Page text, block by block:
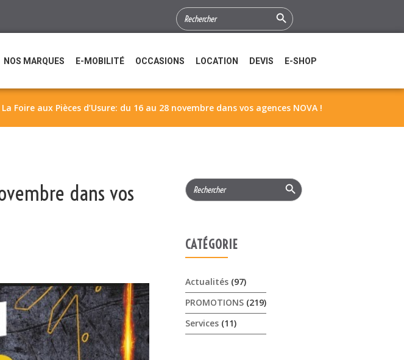
SEARCH
FOR:
Search Button
NOS MARQUES E-MOBILITÉ OCCASIONS LOCATION DEVIS E-SHOP
La Foire aux Pièces d’Usure: du 16 au 28 novembre dans vos agences NOVA !
dans vos
Search
for:
Search Button
CATÉGORIE
Actualités (97)
PROMOTIONS (219)
Services (11)